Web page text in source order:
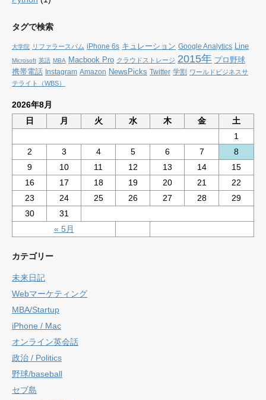
タグで検索
大学院 リファラースパム iPhone 6s キュレーション Google Analytics Line
Microsoft 英語 MBA Macbook Pro クラウドストレージ 2015年 プロ野球
携帯電話 Instagram Amazon NewsPicks Twitter 学割 ワールドビジネスサ
テライト（WBS）
2026年8月
日
月 火 水 木 金 土
« 5月
1
2
3 4 5 6 7
8
9
10 11 12 13 14
15
16
17 18 19 20 21
22
23
24 25 26 27 28
29
30
31
カテゴリー
未来日記
Webマーケティング
MBA/Startup
iPhone / Mac
オンライン英会話
政治 / Politics
野球/baseball
セブ島